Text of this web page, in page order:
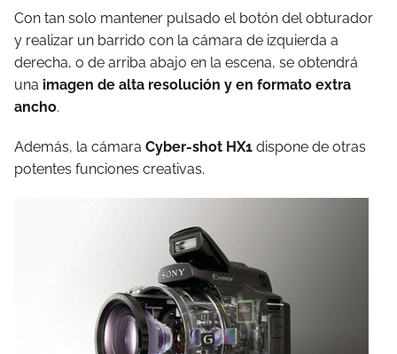
Con tan solo mantener pulsado el botón del obturador
y realizar un barrido con la cámara de izquierda a
derecha, o de arriba abajo en la escena, se obtendrá
una imagen de alta resolución y en formato extra
ancho.
Además, la cámara Cyber-shot HX1 dispone de otras
potentes funciones creativas.